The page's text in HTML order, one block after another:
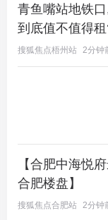
善」。
当汉口老城的繁
织，共同演绎“
以巧思破解场地
现「奢隐大宅」
造，更是一次关
探索。
房时间
青鱼嘴站地铁
到底值不值得
套一次讲透
搜狐焦点梧州站 2分钟
【合肥中海悦
合肥楼盘】
搜狐焦点合肥站 2分钟